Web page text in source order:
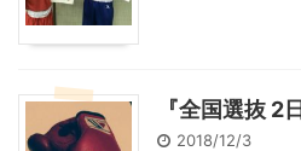
『全国選抜 2
2018/12/3